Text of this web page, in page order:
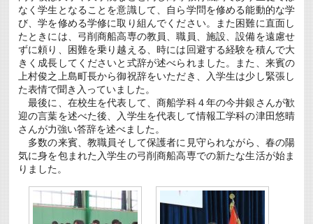
なく学生となることを意識して、自ら学問を修める能動的な学
び、学を修める学修に取り組んでください。また困難に直面し
たときには、弓削商船高専の教員、職員、施設、設備を遠慮せ
ずに頼り、困難を乗り越える、時には回避する経験を積んで大
きく成長してくださいと式辞が述べられました。また、来賓の
上村俊之上島町長から御祝辞をいただき、入学生は少し緊張し
た表情で聞き入っていました。
最後に、在校生を代表して、商船学科４年の今井銀さんが歓
迎の言葉を述べた後、入学生を代表して情報工学科の津田悠晴
さんが力強い答辞を述べました。
多数の来賓、教職員そして保護者に見守られながら、春の陽
気に身を包まれた入学生の弓削商船高専での新たな生活が始ま
りました。